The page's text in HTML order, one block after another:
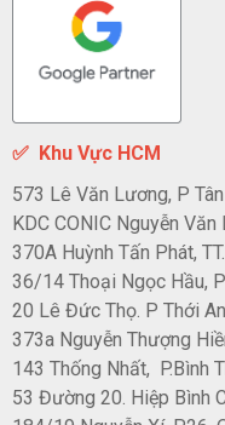
✅ Khu Vực HCM
573 Lê Văn Lương, P
KDC CONIC Nguyễn
370A Huỳnh Tấn Phát,
36/14 Thoại Ngọc Hầu,
20 Lê Đức Thọ. P Thới
373a Nguyễn Thượng
143 Thống Nhất, P.Bình
53 Đường 20. Hiệp Bình